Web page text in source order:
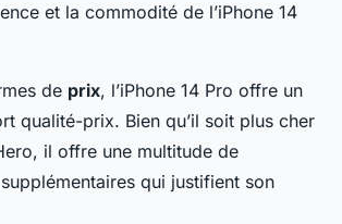
et la commodité de l’iPhone 14
de prix, l’iPhone 14 Pro offre un
qualité-prix. Bien qu’il soit plus cher
il offre une multitude de
qui justifient son